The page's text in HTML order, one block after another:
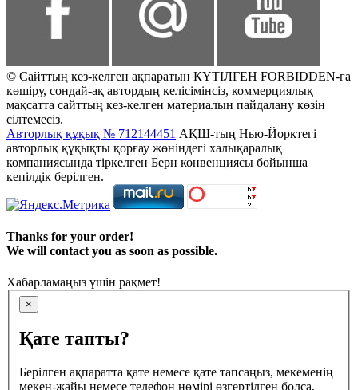
© Сайттың кез-келген ақпаратын КҮТІЛГЕН FORBIDDEN-ға
көшіру, сондай-ақ автордың келісімінсіз, коммерциялық
мақсатта сайттың кез-келген материалын пайдалану көзін
сілтемесіз.
Авторлық құқық № 712144451 АҚШ-тың Нью-Йорктегі
авторлық құқықты қорғау жөніндегі халықаралық
компаниясында тіркелген Берн конвенциясы бойынша
кепілдік берілген.
Thanks for your order!
We will contact you as soon as possible.
Хабарламаңыз үшін рақмет!
×
Қате тапты?
Берілген ақпаратта қате немесе қате тапсаңыз, мекеменің
мекен-жайы немесе телефон нөмірі өзгертілген болса,